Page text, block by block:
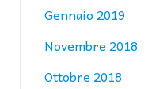
Gennaio 2019
Novembre 2018
Ottobre 2018